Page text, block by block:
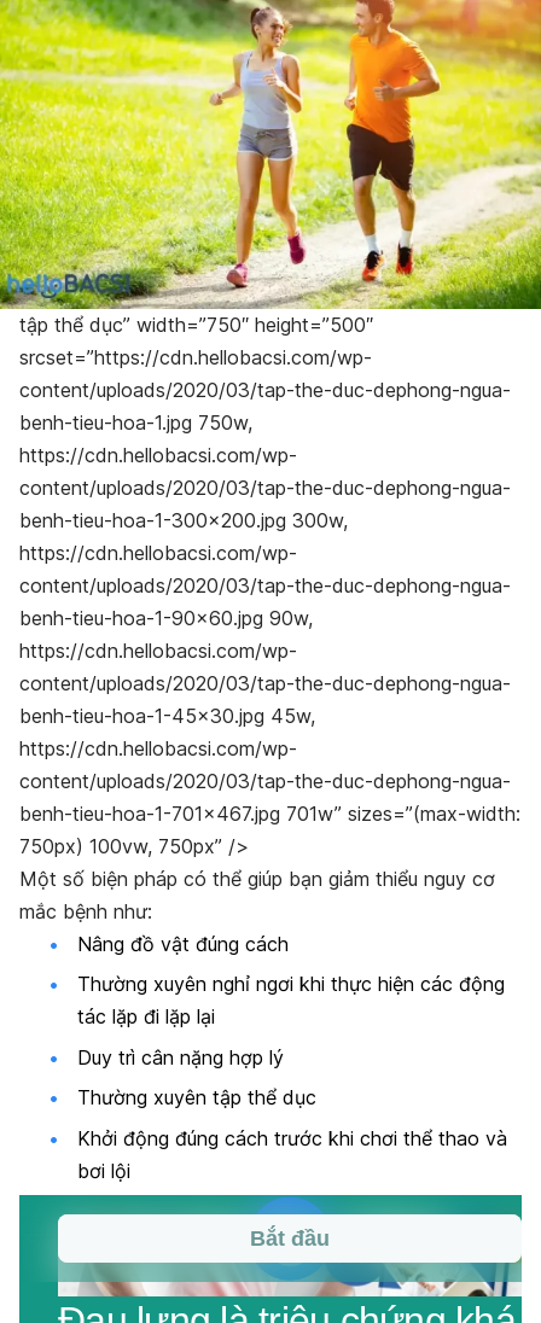
tập thể dục” width=”750″ height=”500″
srcset=”https://cdn.hellobacsi.com/wp-
content/uploads/2020/03/tap-the-duc-dephong-ngua-
benh-tieu-hoa-1.jpg 750w,
https://cdn.hellobacsi.com/wp-
content/uploads/2020/03/tap-the-duc-dephong-ngua-
benh-tieu-hoa-1-300×200.jpg 300w,
https://cdn.hellobacsi.com/wp-
content/uploads/2020/03/tap-the-duc-dephong-ngua-
benh-tieu-hoa-1-90×60.jpg 90w,
https://cdn.hellobacsi.com/wp-
content/uploads/2020/03/tap-the-duc-dephong-ngua-
benh-tieu-hoa-1-45×30.jpg 45w,
https://cdn.hellobacsi.com/wp-
content/uploads/2020/03/tap-the-duc-dephong-ngua-
benh-tieu-hoa-1-701×467.jpg 701w” sizes=”(max-width:
750px) 100vw, 750px” />
Một số biện pháp có thể giúp bạn giảm thiểu nguy cơ
mắc bệnh như:
Nâng đồ vật đúng cách
Thường xuyên nghỉ ngơi khi thực hiện các động
tác lặp đi lặp lại
Duy trì cân nặng hợp lý
Thường xuyên tập thể dục
Khởi động đúng cách trước khi chơi thể thao và
bơi lội